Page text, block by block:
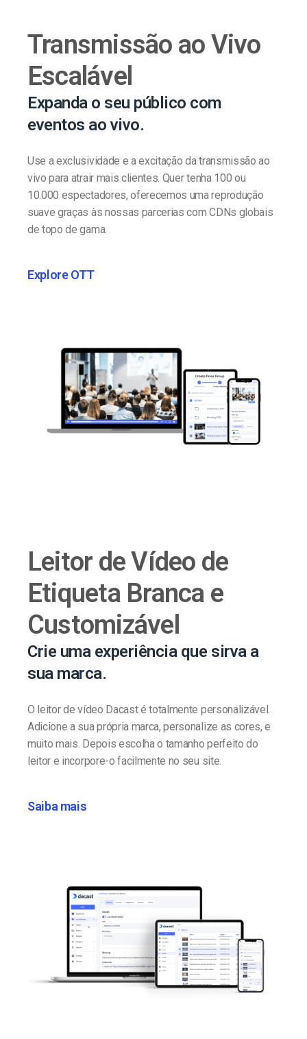
Transmissão ao Vivo
Escalável
Expanda o seu público com
eventos ao vivo.
Use a exclusividade e a excitação da transmissão ao
vivo para atrair mais clientes. Quer tenha 100 ou
10.000 espectadores, oferecemos uma reprodução
suave graças às nossas parcerias com CDNs globais
de topo de gama.
Explore OTT
Leitor de Vídeo de
Etiqueta Branca e
Customizável
Crie uma experiência que sirva a
sua marca.
O leitor de vídeo Dacast é totalmente personalizável.
Adicione a sua própria marca, personalize as cores, e
muito mais. Depois escolha o tamanho perfeito do
leitor e incorpore-o facilmente no seu site.
Saiba mais